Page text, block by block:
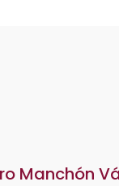
Manchón